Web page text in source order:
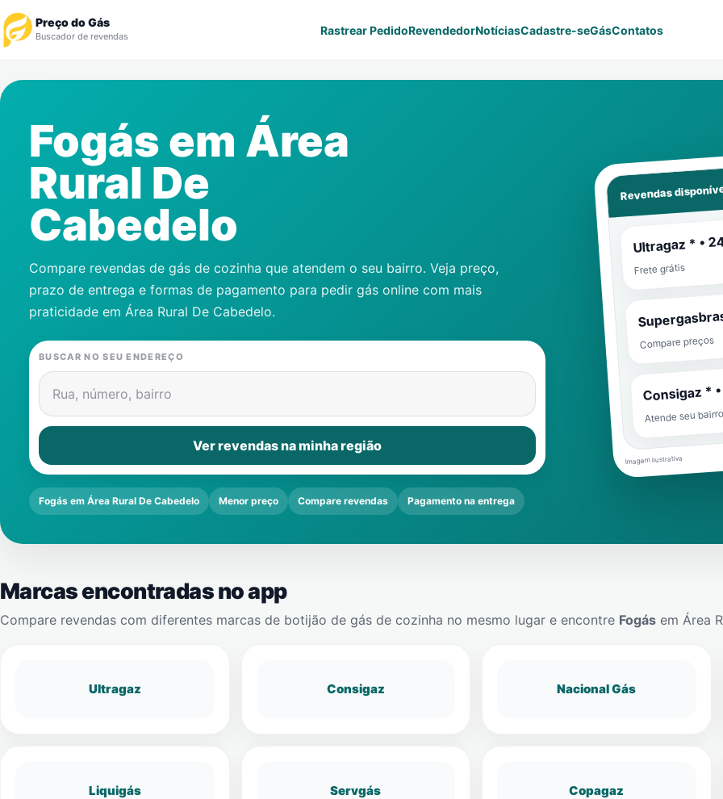
Preço do Gás
Buscador de revendas Rastrear PedidoRevendedorNotíciasCadastre-seGásContatos
Revendedor
Notícias
Cadastre-se
Contatos
Fogás em Área
Rural De
Cabedelo
Compare revendas de gás de cozinha que atendem o seu bairro. Veja preço,
prazo de entrega e formas de pagamento para pedir gás online com mais
praticidade em Área Rural De Cabedelo.
BUSCAR NO SEU ENDEREÇO
Rua, número, bairro
Ver revendas na minha região
Fogás em Área Rural De Cabedelo Menor preço Compare revendas Pagamento na entrega
Revendas
Ultragaz * •
Frete grátis
Compare preços
Consigaz *
Atende seu
Imagem ilustrativa
Marcas encontradas no app
Compare revendas com diferentes marcas de botijão de gás de cozinha no mesmo lugar e encontre Fogás em Área
Ultragaz Consigaz Nacional Gás
Liquigás Servgás Copagaz